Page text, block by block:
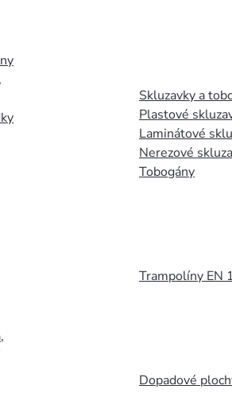
,
Skluzavky a
Plastové
Laminátové
Nerezové
Tobogány
Trampolíny EN
Dopadové